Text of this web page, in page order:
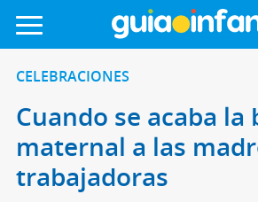
CELEBRACIONES
Cuando se acaba la
maternal a las
trabajadoras